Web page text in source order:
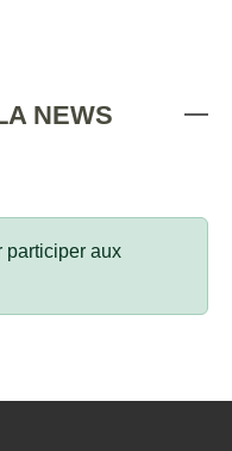
NEWS
participer aux